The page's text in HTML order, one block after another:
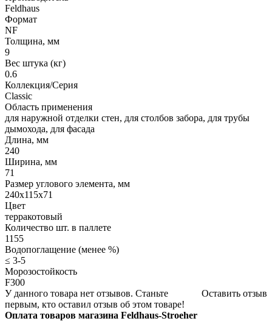
Feldhaus
Формат
NF
Толщина, мм
9
Вес штука (кг)
0.6
Коллекция/Серия
Classic
Область применения
для наружной отделки стен, для столбов забора, для трубы
дымохода, для фасада
Длина, мм
240
Ширина, мм
71
Размер углового элемента, мм
240x115x71
Цвет
терракотовый
Количество шт. в паллете
1155
Водопоглащение (менее %)
≤ 3-5
Морозостойкость
F300
Оставить отзыв
У данного товара нет отзывов. Станьте
первым, кто оставил отзыв об этом товаре!
Оплата товаров магазина Feldhaus-Stroeher